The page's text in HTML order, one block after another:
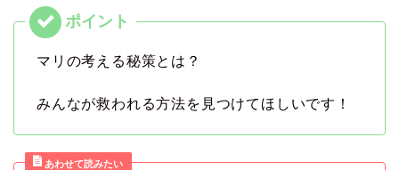
マリの考える秘策とは？
みんなが救われる方法を見つけてほしいです！